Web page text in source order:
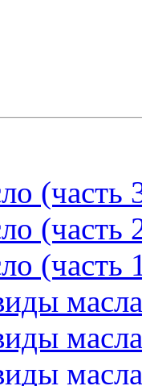
(часть
(часть
(часть